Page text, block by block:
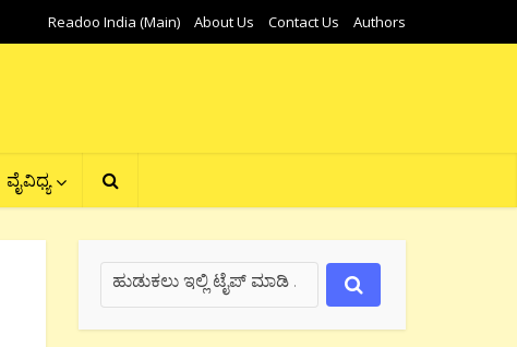
Readoo India (Main) About Us Contact Us Authors
ವೈವಿಧ್ಯ